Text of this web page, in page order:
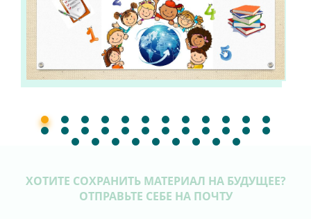
ХОТИТЕ СОХРАНИТЬ МАТЕРИАЛ НА БУДУЩЕЕ?
ОТПРАВЬТЕ СЕБЕ НА ПОЧТУ